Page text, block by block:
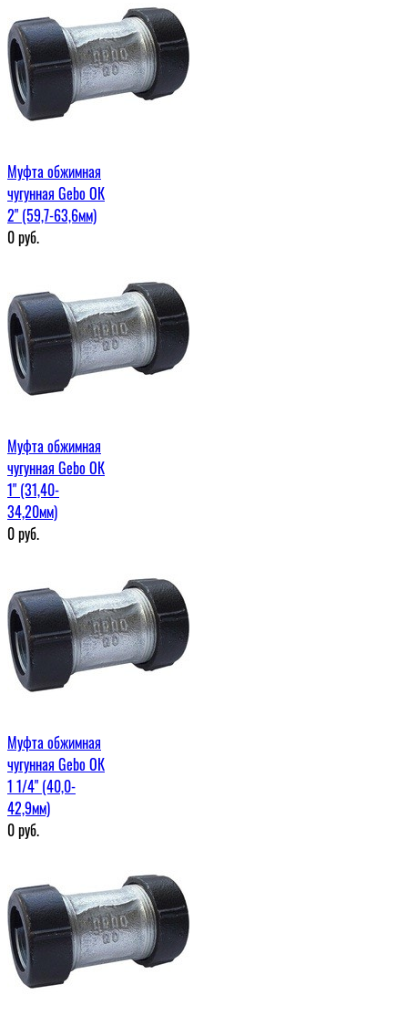
Муфта обжимная
чугунная Gebo ОК
2" (59,7-63,6мм)
0руб.
Муфта обжимная
чугунная Gebo ОК
1" (31,40-
34,20мм)
0руб.
Муфта обжимная
чугунная Gebo ОК
1 1/4" (40,0-
42,9мм)
0руб.